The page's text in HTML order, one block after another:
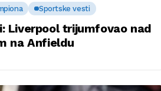
Sportske vesti
Liverpool trijumfovao nad
na Anfieldu